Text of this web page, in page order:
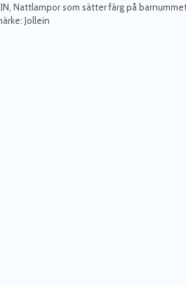
Nattlampor som sätter färg på
Jollein